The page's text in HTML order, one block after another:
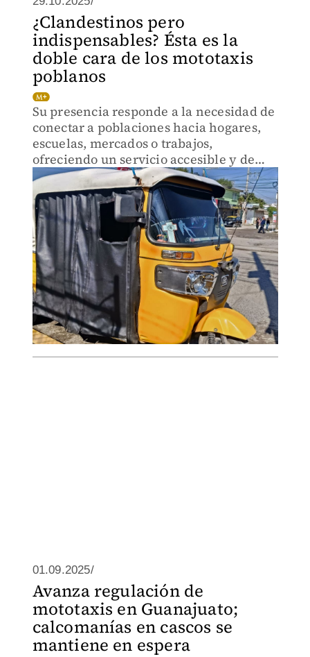
¿Clandestinos pero
indispensables? Ésta es la
doble cara de los mototaxis
poblanos
Su presencia responde a la necesidad de
conectar a poblaciones hacia hogares,
escuelas, mercados o trabajos,
ofreciendo un servicio accesible y de
bajo costo.
01.09.2025/
Avanza regulación de
mototaxis en Guanajuato;
calcomanías en cascos se
mantiene en espera